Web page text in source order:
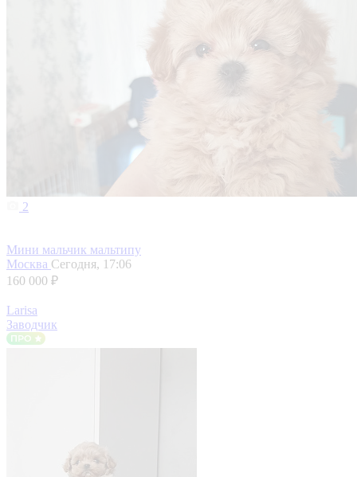
2
Мини мальчик мальтипу
Москва Сегодня, 17:06
160 000 ₽
Larisa
Заводчик